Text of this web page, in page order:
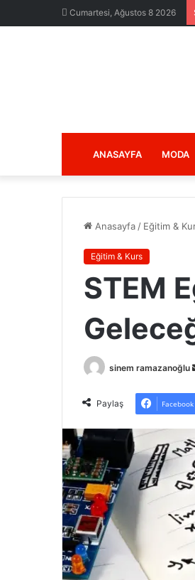
Cumartesi, Ağustos 8 2026
ANASAYFA MODA
Anasayfa / Eğitim &
Eğitim & Kurs
STEM
sinem ramazanoğlu
Paylaş Facebook